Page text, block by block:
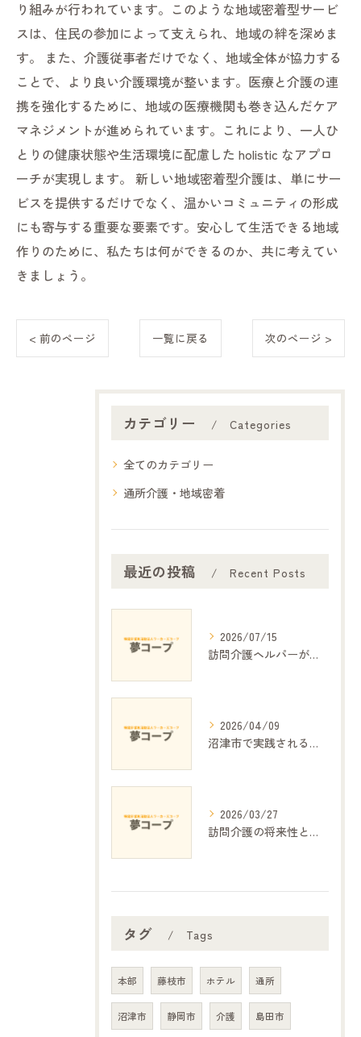
り組みが行われています。このような地域密着型サービ
スは、住民の参加によって支えられ、地域の絆を深めま
す。 また、介護従事者だけでなく、地域全体が協力する
ことで、より良い介護環境が整います。医療と介護の連
携を強化するために、地域の医療機関も巻き込んだケア
マネジメントが進められています。これにより、一人ひ
とりの健康状態や生活環境に配慮した holistic なアプロ
ーチが実現します。 新しい地域密着型介護は、単にサー
ビスを提供するだけでなく、温かいコミュニティの形成
にも寄与する重要な要素です。安心して生活できる地域
作りのために、私たちは何ができるのか、共に考えてい
きましょう。
< 前のページ 一覧に戻る 次のページ >
カテゴリー Categories
全てのカテゴリー
通所介護・地域密着
最近の投稿 Recent Posts
2026/07/15
訪問介護ヘルパーが支える日常生活の安心
2026/04/09
沼津市で実践される細やかな介護の工夫と地域密着サービス
2026/03/27
訪問介護の将来性と課題の展望
タグ Tags
本部 藤枝市 ホテル 通所
沼津市 静岡市 介護 島田市